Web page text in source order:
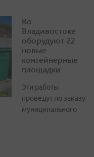
Во
Владивостоке
оборудуют 22
новые
контейнерные
площадки
Эти работы
проведут по заказу
муниципального